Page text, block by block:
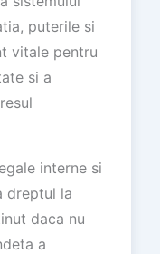
puterile si
vitale pentru
si a
interne si
dreptul la
daca nu
a